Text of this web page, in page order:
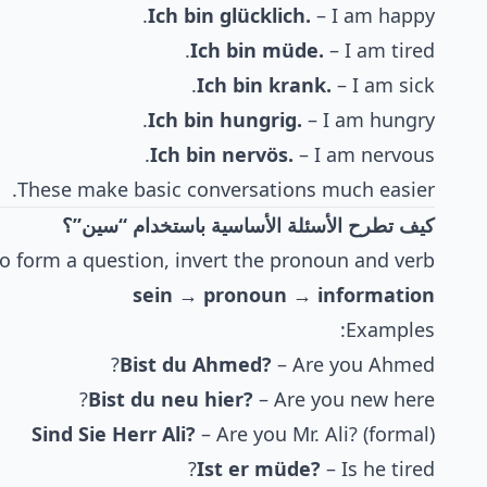
Ich bin glücklich. – I am happy.
Ich bin müde. – I am tired.
Ich bin krank. – I am sick.
Ich bin hungrig. – I am hungry.
Ich bin nervös. – I am nervous.
These make basic conversations much easier.
كيف تطرح الأسئلة الأساسية باستخدام “سين”؟
form a question, invert the pronoun and verb:
sein → pronoun → information
Examples:
Bist du Ahmed? – Are you Ahmed?
Bist du neu hier? – Are you new here?
Sind Sie Herr Ali? – Are you Mr. Ali? (formal)
Ist er müde? – Is he tired?